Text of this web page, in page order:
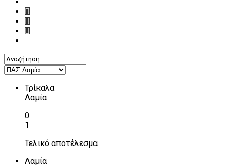
Τρίκαλα
Λαμία
0
1
Τελικό αποτέλεσμα
Λαμία